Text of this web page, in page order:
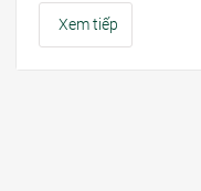
Xem tiếp